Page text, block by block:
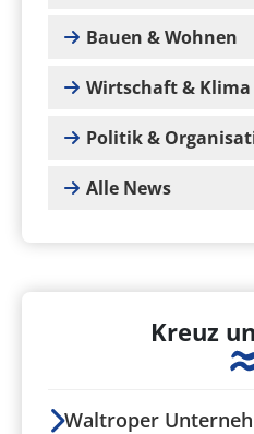
Bauen & Wohnen
Wirtschaft & Klima
Politik &
Alle News
Kreuz
Waltroper